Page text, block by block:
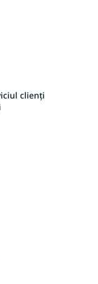
clienți